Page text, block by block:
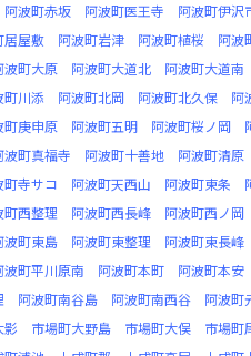
阿波町赤坂 阿波町医王寺 阿波町伊沢
居屋敷 阿波町岩津 阿波町植桜 阿波
波町大原 阿波町大道北 阿波町大道南
町川添 阿波町北岡 阿波町北久保 阿
町庚申原 阿波町五明 阿波町桜ノ岡
波町真福寺 阿波町十善地 阿波町清原
町寺サコ 阿波町天西山 阿波町東条
町西整理 阿波町西長峰 阿波町西ノ岡
波町東島 阿波町東整理 阿波町東長峰
波町平川原南 阿波町本町 阿波町本安
阿波町南谷島 阿波町南西谷 阿波町
影 市場町大野島 市場町大俣 市場町